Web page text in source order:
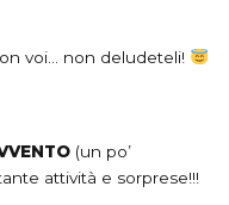
voi… non deludeteli!
(un po’
attività e sorprese!!!